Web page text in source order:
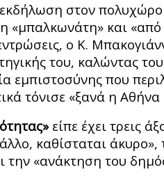
στον πολυχώρο
«μπαλκωνάτη» και
ο Κ.
του, καλώντας
που
τόνισε «ξανά η Αθήνα
είπε έχει τρεις
καθίσταται άκυρο»,
την «ανάκτηση του